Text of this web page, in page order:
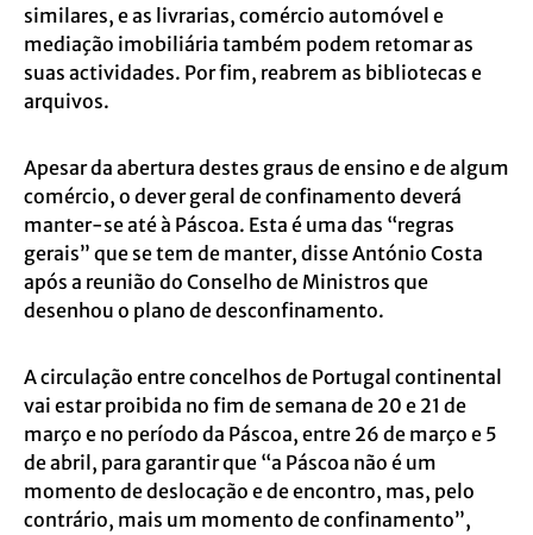
similares, e as livrarias, comércio automóvel e
mediação imobiliária também podem retomar as
suas actividades. Por fim, reabrem as bibliotecas e
arquivos.
Apesar da abertura destes graus de ensino e de algum
comércio, o dever geral de confinamento deverá
manter-se até à Páscoa. Esta é uma das “regras
gerais” que se tem de manter, disse António Costa
após a reunião do Conselho de Ministros que
desenhou o plano de desconfinamento.
A circulação entre concelhos de Portugal continental
vai estar proibida no fim de semana de 20 e 21 de
março e no período da Páscoa, entre 26 de março e 5
de abril, para garantir que “a Páscoa não é um
momento de deslocação e de encontro, mas, pelo
contrário, mais um momento de confinamento”,